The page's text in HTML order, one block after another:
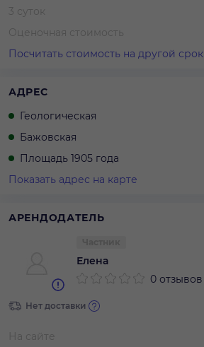
3 суток
Оценочная стоимость
Посчитать стоимость на другой срок
АДРЕС
Геологическая
Бажовская
Площадь 1905 года
Показать адрес на карте
АРЕНДОДАТЕЛЬ
Елена
0 отзывов
Нет доставки
На сайте